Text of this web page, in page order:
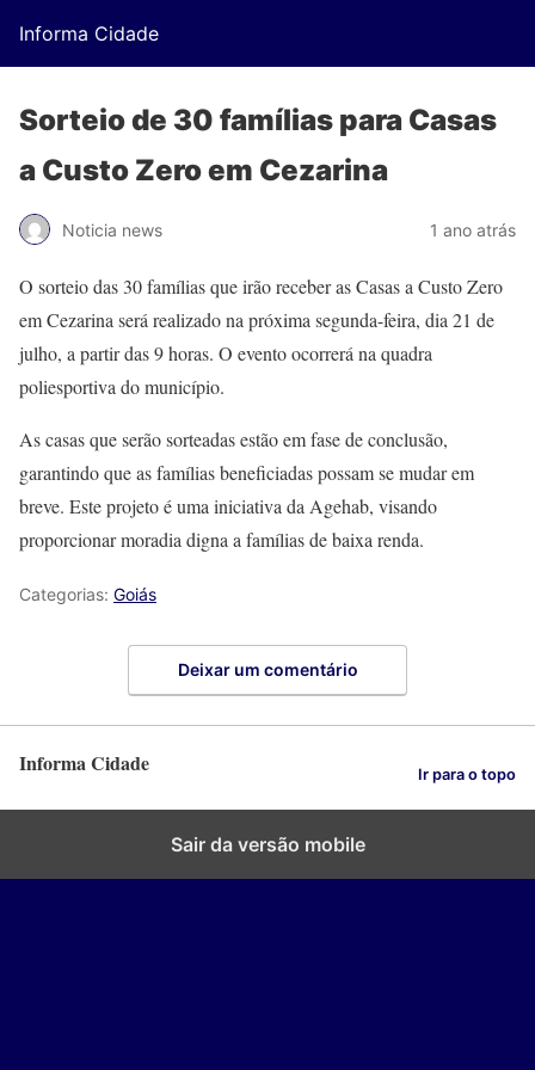
Informa Cidade
Sorteio de 30 famílias para Casas
a Custo Zero em Cezarina
Noticia news 1 ano atrás
O sorteio das 30 famílias que irão receber as Casas a Custo Zero
em Cezarina será realizado na próxima segunda-feira, dia 21 de
julho, a partir das 9 horas. O evento ocorrerá na quadra
poliesportiva do município.
As casas que serão sorteadas estão em fase de conclusão,
garantindo que as famílias beneficiadas possam se mudar em
breve. Este projeto é uma iniciativa da Agehab, visando
proporcionar moradia digna a famílias de baixa renda.
Categorias: Goiás
Deixar um comentário
Informa Cidade Ir para o topo
Sair da versão mobile